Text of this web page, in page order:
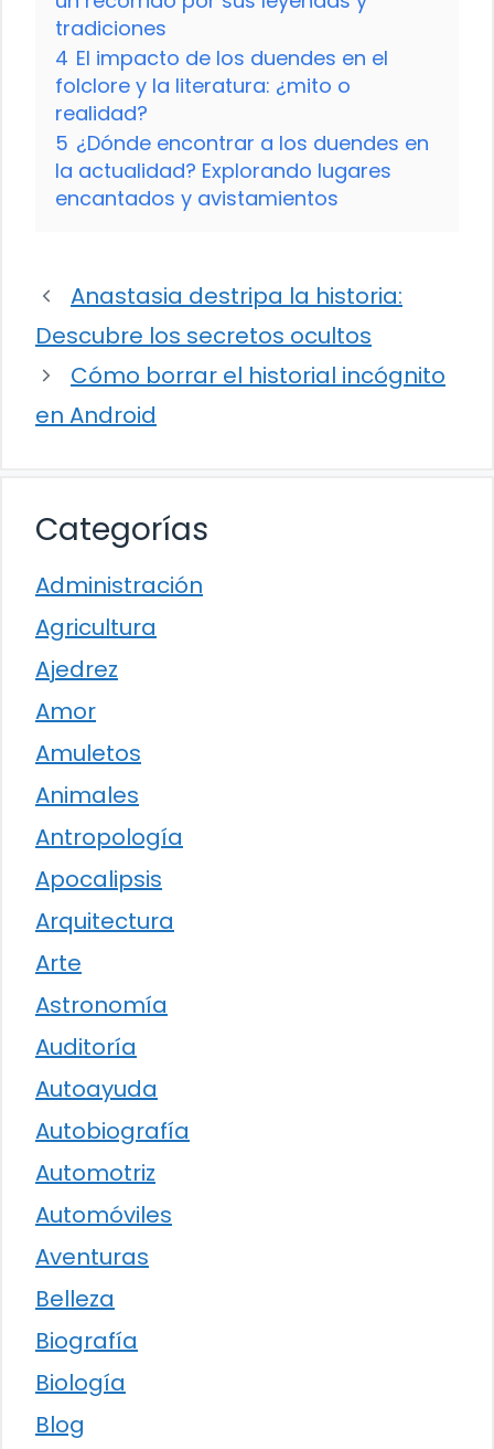
tradiciones
4 El impacto de los duendes en el
folclore y la literatura: ¿mito o
realidad?
5 ¿Dónde encontrar a los duendes en
la actualidad? Explorando lugares
encantados y avistamientos
Anastasia destripa la historia:
Descubre los secretos ocultos
Cómo borrar el historial incógnito
en Android
Categorías
Administración
Agricultura
Ajedrez
Amor
Amuletos
Animales
Antropología
Apocalipsis
Arquitectura
Arte
Astronomía
Auditoría
Autoayuda
Autobiografía
Automotriz
Automóviles
Aventuras
Belleza
Biografía
Biología
Blog